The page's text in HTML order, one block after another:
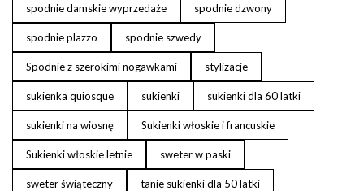
spodnie damskie wyprzedaże spodnie dzwony
spodnie plazzo spodnie szwedy
Spodnie z szerokimi nogawkami stylizacje
sukienka quiosque sukienki sukienki dla 60 latki
sukienki na wiosnę Sukienki włoskie i francuskie
Sukienki włoskie letnie sweter w paski
sweter świąteczny tanie sukienki dla 50 latki